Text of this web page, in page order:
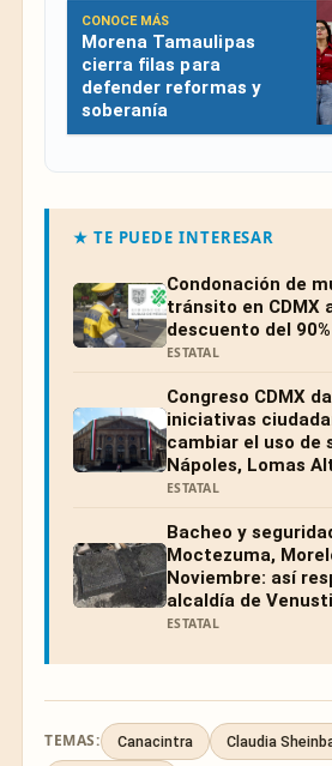
CONOCE MÁS
Morena Tamaulipas
cierra filas para
defender reformas y
soberanía
★ TE PUEDE INTERESAR
Condonación de
tránsito en CDMX
descuento del
ESTATAL
Congreso CDMX
iniciativas
cambiar el uso de
Nápoles, Lomas
ESTATAL
Bacheo y
Moctezuma,
Noviembre: así
alcaldía de
ESTATAL
TEMAS: Canacintra Claudia